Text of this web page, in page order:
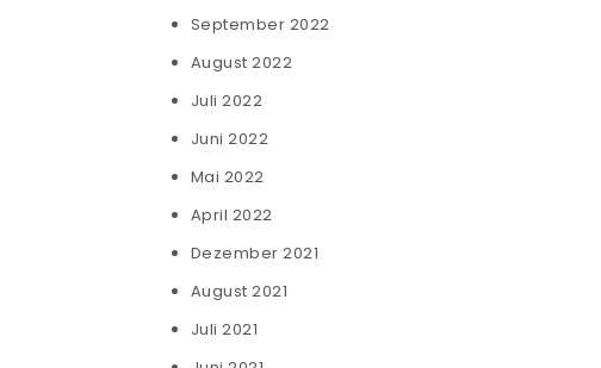
September 2022
August 2022
Juli 2022
Juni 2022
Mai 2022
April 2022
Dezember 2021
August 2021
Juli 2021